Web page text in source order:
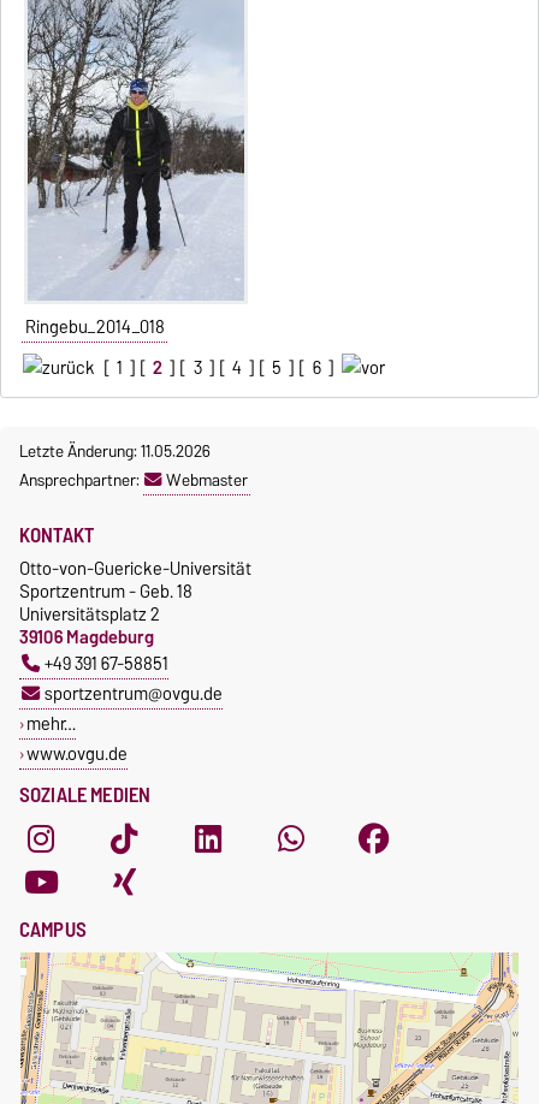
Ringebu_2014_018
[ 1 ] [ 2 ] [ 3 ] [ 4 ] [ 5 ] [ 6 ]
Letzte Änderung: 11.05.2026
Ansprechpartner:
Webmaster
SOZIALE MEDIEN
KONTAKT
Otto-von-Guericke-Universität
Sportzentrum - Geb. 18
Universitätsplatz 2
39106 Magdeburg
+49 391 67-58851
sportzentrum@ovgu.de
mehr…
www.ovgu.de
CAMPUS